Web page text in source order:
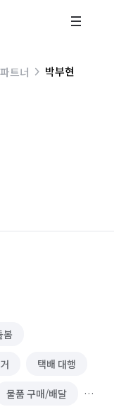
트너 박부현
봄
택배 대행
물품 구매/배달